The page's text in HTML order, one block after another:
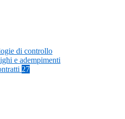
di controllo
e adempimenti
27